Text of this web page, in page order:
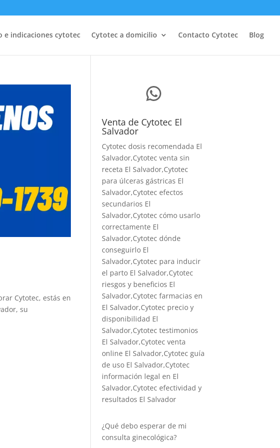
e indicaciones cytotec Cytotec a domicilio Contacto Cytotec Blog
Cytotec, estás en
su
WhatsApp
Venta de Cytotec El
Salvador
Cytotec dosis recomendada El
Salvador,Cytotec venta sin
receta El Salvador,Cytotec
para úlceras gástricas El
Salvador,Cytotec efectos
secundarios El
Salvador,Cytotec cómo usarlo
correctamente El
Salvador,Cytotec dónde
conseguirlo El
Salvador,Cytotec para inducir
el parto El Salvador,Cytotec
riesgos y beneficios El
Salvador,Cytotec farmacias en
El Salvador,Cytotec precio y
disponibilidad El
Salvador,Cytotec testimonios
El Salvador,Cytotec venta
online El Salvador,Cytotec guía
de uso El Salvador,Cytotec
información legal en El
Salvador,Cytotec efectividad y
resultados El Salvador
¿Qué debo esperar de mi
consulta ginecológica?